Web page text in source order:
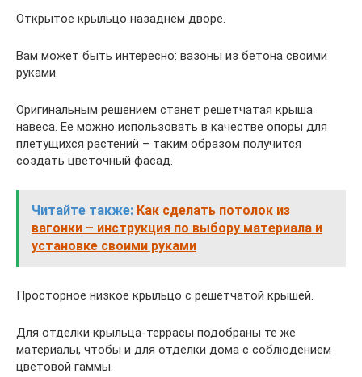
Открытое крыльцо назаднем дворе.
Вам может быть интересно: вазоны из бетона своими
руками.
Оригинальным решением станет решетчатая крыша
навеса. Ее можно использовать в качестве опоры для
плетущихся растений – таким образом получится
создать цветочный фасад.
Читайте также: Как сделать потолок из
вагонки – инструкция по выбору материала и
установке своими руками
Просторное низкое крыльцо с решетчатой крышей.
Для отделки крыльца-террасы подобраны те же
материалы, чтобы и для отделки дома с соблюдением
цветовой гаммы.